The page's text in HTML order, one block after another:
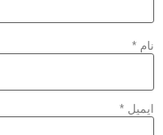
نام *
ایمیل *